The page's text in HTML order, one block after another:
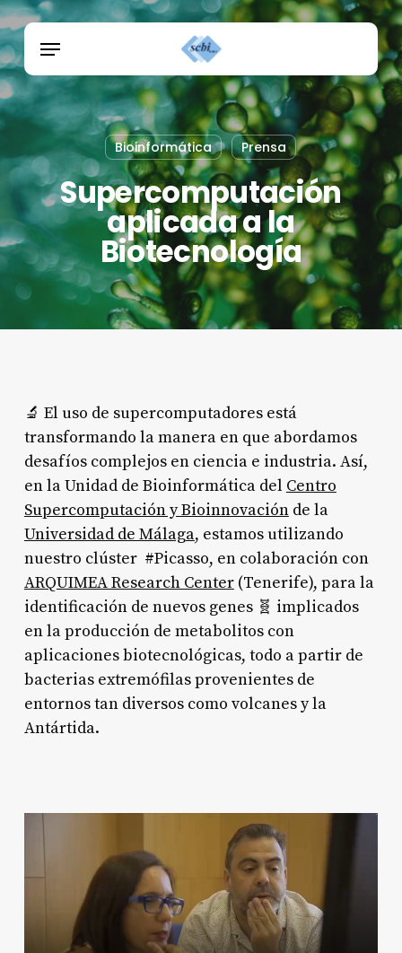
Skip
to
main
content
Menu
Bioinformática Prensa
Supercomputación
aplicada a la
Biotecnología
🔬 El uso de supercomputadores está
transformando la manera en que abordamos
desafíos complejos en ciencia e industria. Así,
en la Unidad de Bioinformática del Centro
Supercomputación y Bioinnovaciónde la
Universidad de Málaga, estamos utilizando
nuestro clúster #Picasso, en colaboración con
ARQUIMEA Research Center(Tenerife), para la
identificación de nuevos genes 🧬 implicados
en la producción de metabolitos con
aplicaciones biotecnológicas, todo a partir de
bacterias extremófilas provenientes de
entornos tan diversos como volcanes y la
Antártida.
Reproductor
vídeo
Menu